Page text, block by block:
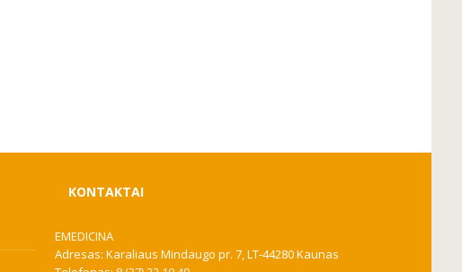
KONTAKTAI
EMEDICINA
Adresas: Karaliaus Mindaugo pr. 7, LT-44280 Kaunas